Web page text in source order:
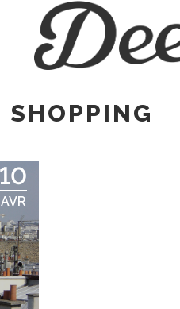
SHOPPING
10
AVR